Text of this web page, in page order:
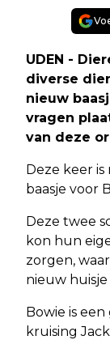
UDEN -
diverse
nieuw
vragen
van deze
Deze keer
baasje voor
Deze twee
kon hun
zorgen,
nieuw huisje
Bowie is
kruising